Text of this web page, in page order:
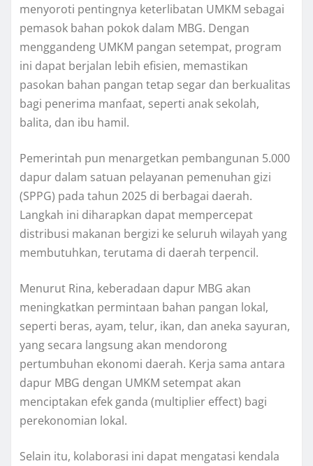
menyoroti pentingnya keterlibatan UMKM sebagai
pemasok bahan pokok dalam MBG. Dengan
menggandeng UMKM pangan setempat, program
ini dapat berjalan lebih efisien, memastikan
pasokan bahan pangan tetap segar dan berkualitas
bagi penerima manfaat, seperti anak sekolah,
balita, dan ibu hamil.
Pemerintah pun menargetkan pembangunan 5.000
dapur dalam satuan pelayanan pemenuhan gizi
(SPPG) pada tahun 2025 di berbagai daerah.
Langkah ini diharapkan dapat mempercepat
distribusi makanan bergizi ke seluruh wilayah yang
membutuhkan, terutama di daerah terpencil.
Menurut Rina, keberadaan dapur MBG akan
meningkatkan permintaan bahan pangan lokal,
seperti beras, ayam, telur, ikan, dan aneka sayuran,
yang secara langsung akan mendorong
pertumbuhan ekonomi daerah. Kerja sama antara
dapur MBG dengan UMKM setempat akan
menciptakan efek ganda (multiplier effect) bagi
perekonomian lokal.
Selain itu, kolaborasi ini dapat mengatasi kendala